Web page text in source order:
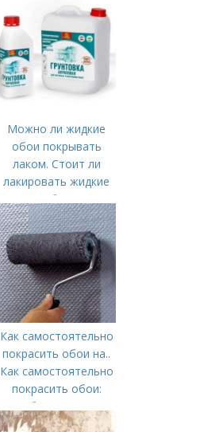
Можно ли жидкие
обои покрывать
лаком. Стоит ли
лакировать жидкие
обои
Как самостоятельно
покрасить обои на..
Как самостоятельно
покрасить обои:
выбор краски и
обоев, технология